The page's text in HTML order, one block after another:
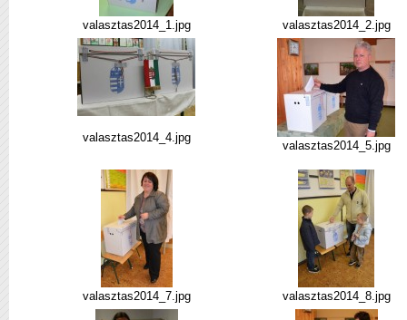
valasztas2014_1.jpg valasztas2014_2.jpg
valasztas2014_4.jpg
valasztas2014_5.jpg
valasztas2014_7.jpg valasztas2014_8.jpg